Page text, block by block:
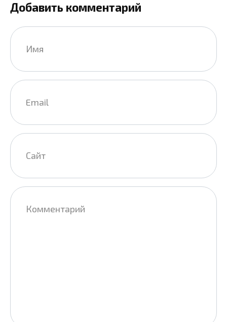
Добавить комментарий
Имя
Email
Сайт
Комментарий